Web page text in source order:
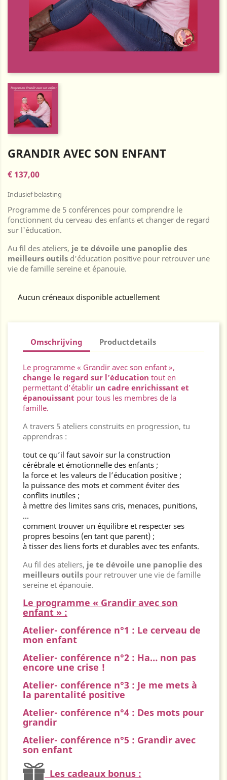
GRANDIR AVEC SON ENFANT
€ 137,00
Inclusief belasting
Programme de 5 conférences pour comprendre le
fonctionnent du cerveau des enfants et changer de regard
sur l'éducation.
Au fil des ateliers, je te dévoile une panoplie des
meilleurs outils d'éducation positive pour retrouver une
vie de famille sereine et épanouie.
Aucun créneaux disponible actuellement
Omschrijving Productdetails
Le programme « Grandir avec son enfant »,
change le regard sur l’éducation tout en
permettant d’établir un cadre enrichissant et
épanouissant pour tous les membres de la
famille.
A travers 5 ateliers construits en progression, tu
apprendras :
tout ce qu’il faut savoir sur la construction
cérébrale et émotionnelle des enfants ;
la force et les valeurs de l’éducation positive ;
la puissance des mots et comment éviter des
conflits inutiles ;
à mettre des limites sans cris, menaces, punitions,
…
comment trouver un équilibre et respecter ses
propres besoins (en tant que parent) ;
à tisser des liens forts et durables avec tes enfants.
Au fil des ateliers, je te dévoile une panoplie des
meilleurs outils pour retrouver une vie de famille
sereine et épanouie.
Le programme « Grandir avec son
enfant » :
Atelier- conférence n°1 : Le cerveau de
mon enfant
Atelier- conférence n°2 : Ha… non pas
encore une crise !
Atelier- conférence n°3 : Je me mets à
la parentalité positive
Atelier- conférence n°4 : Des mots pour
grandir
Atelier- conférence n°5 : Grandir avec
son enfant
Les cadeaux bonus :